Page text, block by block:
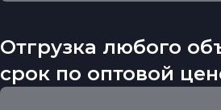
Отгрузка любого
срок по оптовой